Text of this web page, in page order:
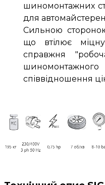
шиномонтажних
для
Сильною
що втілює
справжня
співвідношення